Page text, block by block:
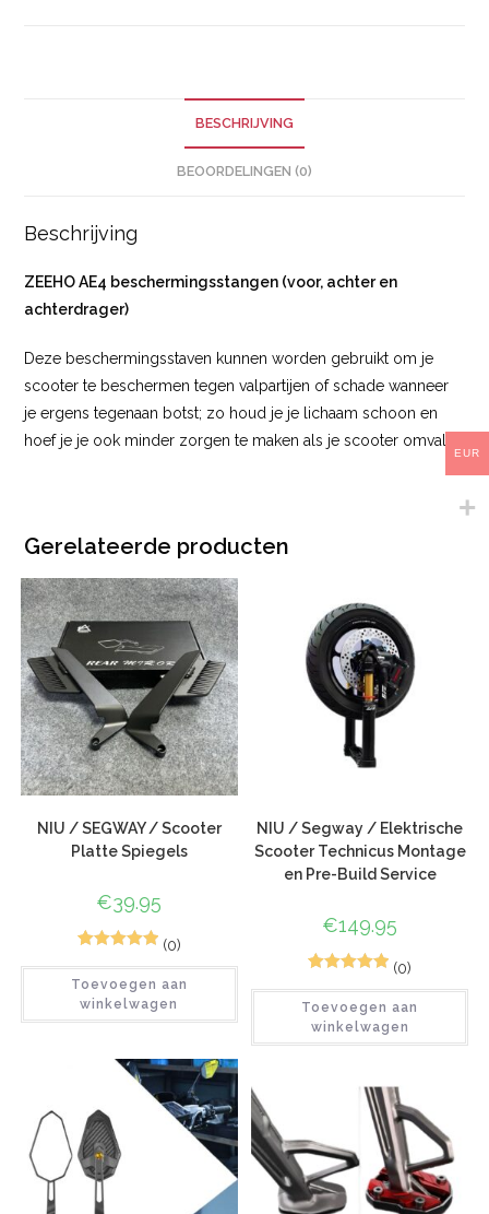
BESCHRIJVING
BEOORDELINGEN (0)
Beschrijving
ZEEHO AE4 beschermingsstangen (voor, achter en
achterdrager)
Deze beschermingsstaven kunnen worden gebruikt om je
scooter te beschermen tegen valpartijen of schade wanneer
je ergens tegenaan botst; zo houd je je lichaam schoon en
hoef je je ook minder zorgen te maken als je scooter omvalt.
Gerelateerde producten
NIU / SEGWAY / Scooter
Platte Spiegels
€39.95
5.00op 5
gebaseerd
waardering
(0)
Toevoegen aan
winkelwagen
NIU / Segway / Elektrische
Scooter Technicus Montage
en Pre-Build Service
€149.95
5.00op 5
gebaseerd
(0)
Toevoegen aan
winkelwagen
EUR